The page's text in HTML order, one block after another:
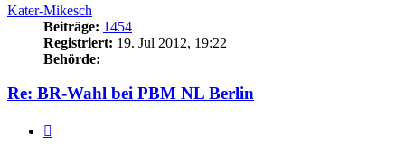
Kater-Mikesch
Beiträge: 1454
Registriert: 19. Jul 2012, 19:22
Behörde:
Re: BR-Wahl bei PBM NL Berlin